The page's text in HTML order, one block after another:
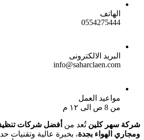
الهاتف
0554275444
البريد الالكترونى
info@saharclaen.com
مواعيد العمل
من 8 ص الى ١٢ م
شركة سهر كلين تُعد من أفضل شركات
ومجاري الهواء بجدة، بخبرة عالية وتقنيات